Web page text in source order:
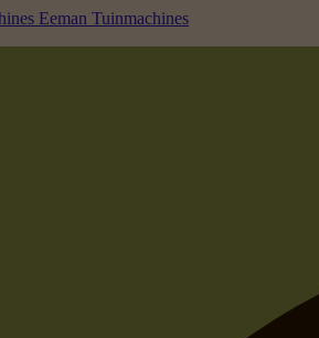
Eeman Tuinmachines